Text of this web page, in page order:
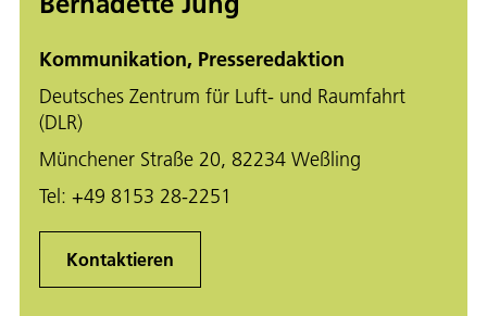
Kommunikation, Presseredaktion
Deutsches Zentrum für Luft- und Raumfahrt
(DLR)
Münchener Straße 20, 82234 Weßling
Tel: +49 8153 28-2251
Kontaktieren